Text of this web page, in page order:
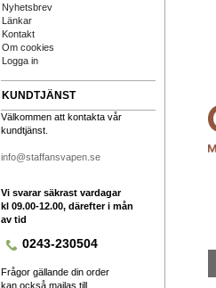
Nyhetsbrev
Länkar
Kontakt
Om cookies
Logga in
KUNDTJÄNST
Välkommen att kontakta vår
kundtjänst.
info@staffansvapen.se
Vi svarar säkrast vardagar
kl 09.00-12.00, därefter i mån
av tid
0243-230504
Frågor gällande din order
kan också mailas till